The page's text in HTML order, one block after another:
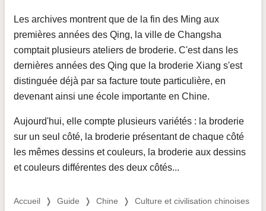
Les archives montrent que de la fin des Ming aux
premières années des Qing, la ville de Changsha
comptait plusieurs ateliers de broderie. C'est dans les
dernières années des Qing que la broderie Xiang s'est
distinguée déjà par sa facture toute particulière, en
devenant ainsi une école importante en Chine.
Aujourd'hui, elle compte plusieurs variétés : la broderie
sur un seul côté, la broderie présentant de chaque côté
les mêmes dessins et couleurs, la broderie aux dessins
et couleurs différentes des deux côtés...
Accueil ❭ Guide ❭ Chine ❭ Culture et civilisation chinoises